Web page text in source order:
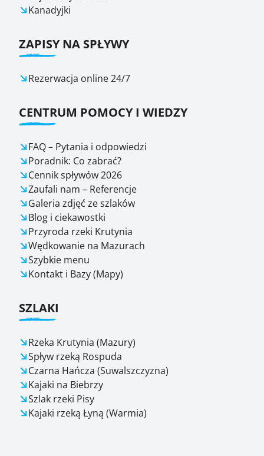
Kanadyjki
ZAPISY NA SPŁYWY
Rezerwacja online 24/7
CENTRUM POMOCY I WIEDZY
FAQ – Pytania i odpowiedzi
Poradnik: Co zabrać?
Cennik spływów 2026
Zaufali nam – Referencje
Galeria zdjęć ze szlaków
Blog i ciekawostki
Przyroda rzeki Krutynia
Wędkowanie na Mazurach
Szybkie menu
Kontakt i Bazy (Mapy)
SZLAKI
Rzeka Krutynia (Mazury)
Spływ rzeką Rospuda
Czarna Hańcza (Suwalszczyzna)
Kajaki na Biebrzy
Szlak rzeki Pisy
Kajaki rzeką Łyną (Warmia)